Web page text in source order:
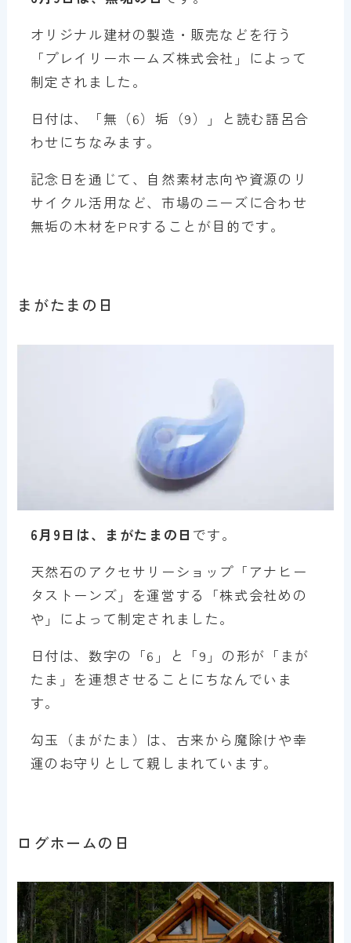
オリジナル建材の製造・販売などを行う
「プレイリーホームズ株式会社」によって
制定されました。
日付は、「無（6）垢（9）」と読む語呂合
わせにちなみます。
記念日を通じて、自然素材志向や資源のリ
サイクル活用など、市場のニーズに合わせ
無垢の木材をPRすることが目的です。
まがたまの日
6月9日は、まがたまの日 です。
天然石のアクセサリーショップ「アナヒー
タストーンズ」を運営する「株式会社めの
や」によって制定されました。
日付は、数字の「6」と「9」の形が「まが
たま」を連想させることにちなんでいま
す。
勾玉（まがたま）は、古来から魔除けや幸
運のお守りとして親しまれています。
ログホームの日